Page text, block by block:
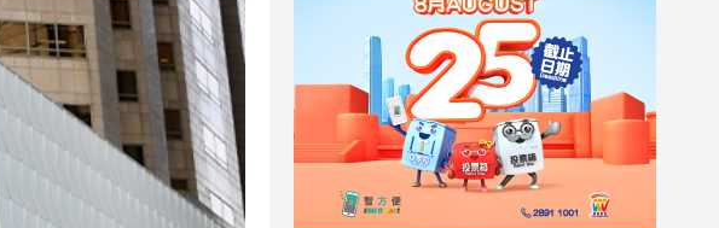
23:27
23:13
23:06
23:05